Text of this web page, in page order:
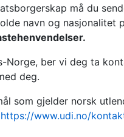
må du
navn og nasjonalitet
Norge, ber vi deg ta
deg.
som gjelder norsk
https://www.udi.no/